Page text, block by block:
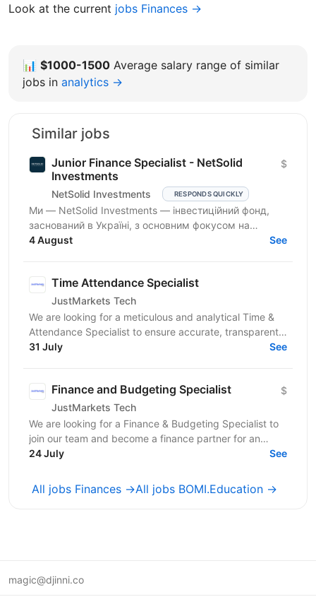
Look at the current jobs Finances →
📊 $1000-1500 Average salary range of similar
jobs in analytics →
Similar jobs
Junior Finance Specialist - NetSolid
Investments
NetSolid Investments RESPONDS QUICKLY
$
Ми — NetSolid Investments — інвестиційний фонд,
заснований в Україні, з основним фокусом на
SMART-інвестиції. Наша екосистема — це простір,
4 August See
Time Attendance Specialist
JustMarkets Tech
We are looking for a meticulous and analytical Time &
Attendance Specialist to ensure accurate, transparent,
and automated tracking of employee work time,...
31 July See
Finance and Budgeting Specialist
JustMarkets Tech
$
We are looking for a Finance & Budgeting Specialist to
join our team and become a finance partner for an
assigned business department. In this role, you...
24 July See
All jobs Finances →All jobs BOMI.Education →
magic@djinni.co